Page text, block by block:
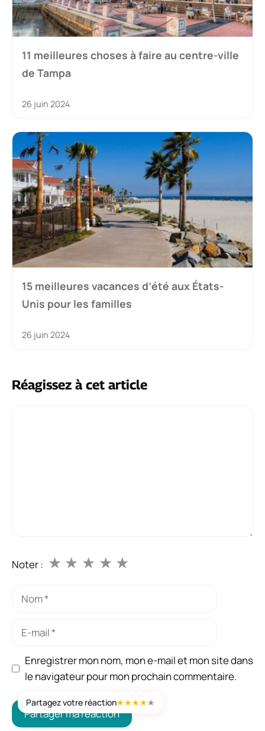
11 meilleures choses à faire au centre-ville
de Tampa
26 juin 2024
15 meilleures vacances d’été aux États-
Unis pour les familles
26 juin 2024
Réagissez à cet article
Noter : ★
★
★
★
★
Nom
Enregistrer mon nom, mon e-mail et mon site dans
le navigateur pour mon prochain commentaire.
Partagez votre réaction★★★★★